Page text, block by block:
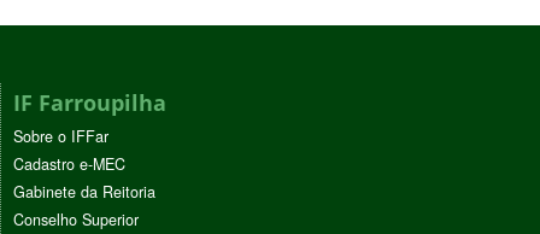
IF Farroupilha
Sobre o IFFar
Cadastro e-MEC
Gabinete da Reitoria
Conselho Superior